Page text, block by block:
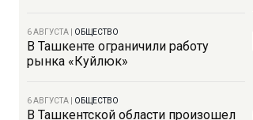
6 АВГУСТА ОБЩЕСТВО
В Ташкенте ограничили работу
рынка «Куйлюк»
6 АВГУСТА ОБЩЕСТВО
В Ташкентской области произошел